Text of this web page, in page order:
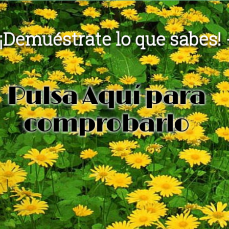
lo que sabes!
Pulsa Aquí para
comprobarlo